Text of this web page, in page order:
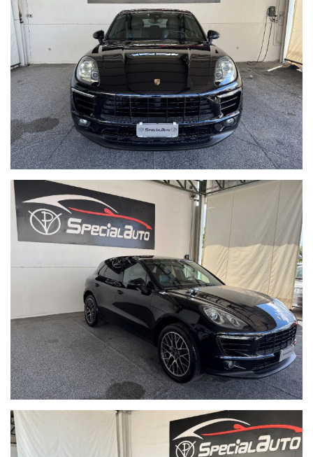
Possibile finanziamento in sede con rata personalizzata, anche
senza anticipo.
Come raggiungerci:
In auto: Dall'asse mediano, direzione Lago patria, prendere
l'uscita Giugliano/Parete/Villaricca , girare a sinistra e proseguire
per via pigna 58.
In treno: La stazione più comoda è quella di Aversa.
Distanti pochi km dall'aereoporto di Capodichino
Su Google Maps cerca: SPECIAL AUTO di Pianese Vincenzo
sul nostro sito trovi tante foto